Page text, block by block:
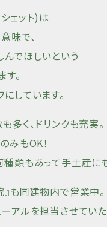
ェット)は
味で、
でほしいという
。
しています。
多く、ドリンクも充実。
みもOK！
類もあって手土産に
も同建物内で営業中。
アルを担当させていた